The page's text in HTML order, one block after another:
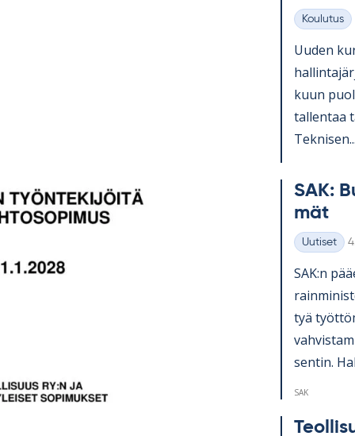
Kategoriat
Koulutus
Uu­den
kuun
tal­len­taa
Tek­ni­sen...
SAK:
mät
Kategoriat
Uutiset
SAK:n
tyä
sen­tin.
SAK